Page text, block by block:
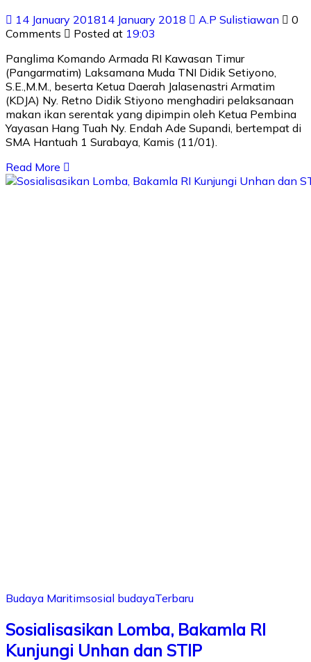
14 January 201814 January 2018 A.P Sulistiawan
0
Comments
Posted at 19:03
Panglima Komando Armada RI Kawasan Timur
(Pangarmatim) Laksamana Muda TNI Didik Setiyono,
S.E.,M.M., beserta Ketua Daerah Jalasenastri Armatim
(KDJA) Ny. Retno Didik Stiyono menghadiri pelaksanaan
makan ikan serentak yang dipimpin oleh Ketua Pembina
Yayasan Hang Tuah Ny. Endah Ade Supandi, bertempat di
SMA Hantuah 1 Surabaya, Kamis (11/01).
Read More
Budaya Maritimsosial budayaTerbaru
Sosialisasikan Lomba, Bakamla RI
Kunjungi Unhan dan STIP